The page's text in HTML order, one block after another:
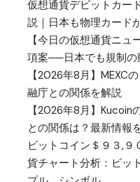
仮想通貨デビットカー
説｜日本も物理カード
【今日の仮想通貨ニ
項案──日本でも規制の
【2026年8月】MEXC
融庁との関係を解説
【2026年8月】Kucoin
との関係は？最新情報
ビットコイン＄９３,
貨チャート分析：ビッ